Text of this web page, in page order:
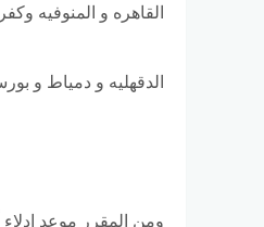
القاهره و المنوفيه
الدقهليه و دمياط و
ومن المقرر موعد إدلاء أصوات